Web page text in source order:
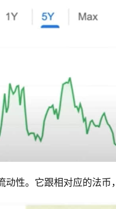
性。它跟相对应的法币